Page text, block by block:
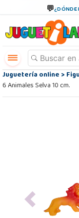
¿DÓNDE
Juguetería online>
6 Animales Selva 10 cm.
Previous